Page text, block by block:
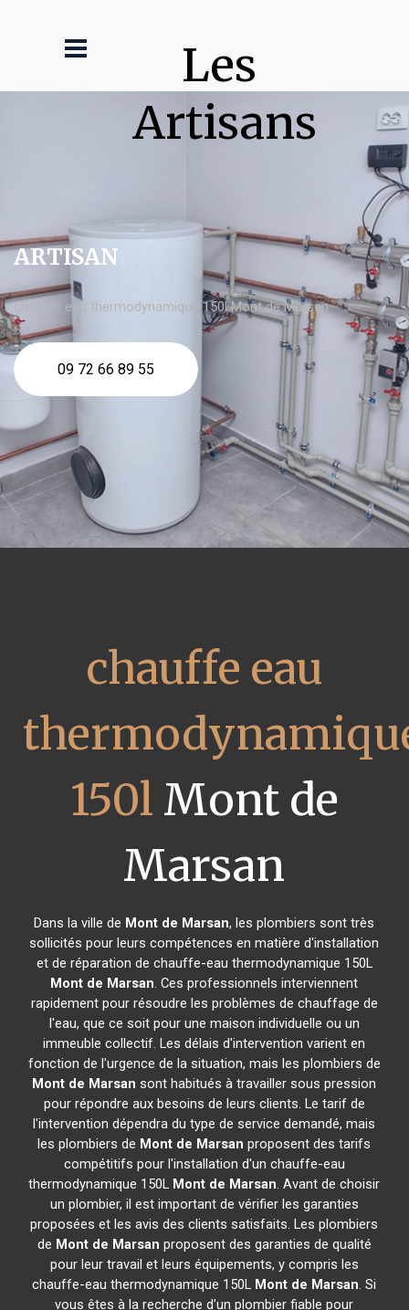
Les
Artisans
ARTISAN
chauffe eau thermodynamique 150l Mont de Marsan
09 72 66 89 55
chauffe eau
150l Mont de
Marsan
Dans la ville de Mont de Marsan, les plombiers sont très
sollicités pour leurs compétences en matière d'installation
et de réparation de chauffe-eau thermodynamique 150L
Mont de Marsan. Ces professionnels interviennent
rapidement pour résoudre les problèmes de chauffage de
l'eau, que ce soit pour une maison individuelle ou un
immeuble collectif. Les délais d'intervention varient en
fonction de l'urgence de la situation, mais les plombiers de
Mont de Marsan sont habitués à travailler sous pression
pour répondre aux besoins de leurs clients. Le tarif de
l'intervention dépendra du type de service demandé, mais
les plombiers de Mont de Marsan proposent des tarifs
compétitifs pour l'installation d'un chauffe-eau
thermodynamique 150L Mont de Marsan. Avant de choisir
un plombier, il est important de vérifier les garanties
proposées et les avis des clients satisfaits. Les plombiers
de Mont de Marsan proposent des garanties de qualité
pour leur travail et leurs équipements, y compris les
chauffe-eau thermodynamique 150L Mont de Marsan. Si
vous êtes à la recherche d'un plombier fiable pour